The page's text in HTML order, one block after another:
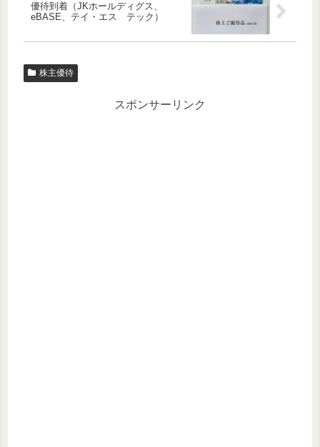
優待到着（JKホールディグス、
eBASE、テイ・エス テック）
株主優待
スポンサーリンク